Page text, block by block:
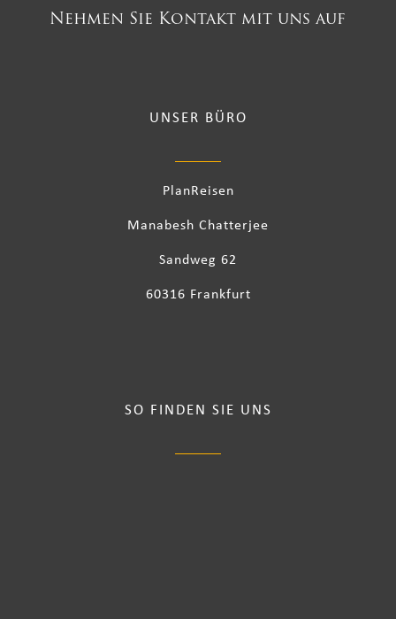
Nehmen Sie Kontakt mit uns auf
UNSER BÜRO
PlanReisen
Manabesh Chatterjee
Sandweg 62
60316 Frankfurt
SO FINDEN SIE UNS